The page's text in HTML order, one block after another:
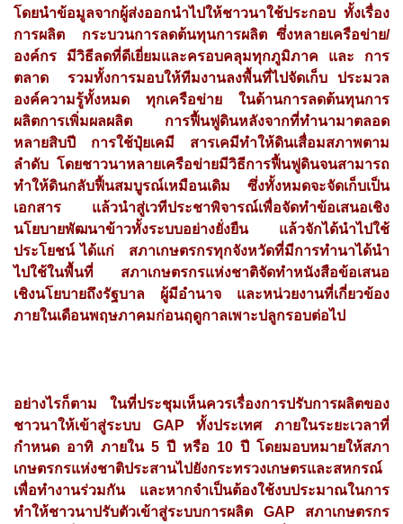
โดยนำข้อมูลจากผู้ส่งออกนำไปให้ชาวนาใช้ประกอบ ทั้งเรื่อง
การผลิต​ กระบวนการลดต้นทุนการผลิต ซึ่งหลายเครือข่าย/
องค์กร มีวิธีลดที่ดีเยี่ยมและครอบคลุมทุกภูมิภาค และ​ ​การ
ตลาด รวมทั้งการมอบให้ทีมงานลงพื้นที่ไปจัดเก็บ ประมวล
องค์ความรู้ทั้งหมด​ ทุกเครือข่าย ในด้านการลดต้นทุนการ
ผลิต​การเพิ่มผลผลิต การฟื้นฟูดินหลังจากที่ทำนามาตลอด
หลายสิบปี การใช้ปุ๋ยเคมี​ สารเคมี​ทำให้ดินเสื่อมสภาพตาม
ลำดับ โดยชาวนาหลายเครือข่ายมีวิธีการฟื้นฟูดินจนสามารถ
ทำให้ดินกลับฟื้นสมบูรณ์เหมือนเดิม​ ซึ่งทั้งหมดจะจัดเก็บเป็น
เอกสาร​ แล้วนำสู่เวทีประชาพิจารณ์เพื่อจัดทำข้อเสนอเชิง
นโยบายพัฒนาข้าวทั้งระบบอย่างยั่งยืน แล้วจักได้นำไปใช้
ประโยชน์ ได้แก่ สภาเกษตรกรทุกจังหวัดที่มีการทำนาได้นำ
ไปใช้ในพื้นที่ สภาเกษตรกรแห่งชาติจัดทำหนังสือข้อเสนอ
เชิงนโยบายถึงรัฐบาล ผู้มีอำนาจ และหน่วยงานที่เกี่ยวข้อง
ภายในเดือนพฤษภาคมก่อนฤดูกาลเพาะปลูกรอบต่อไป
อย่างไรก็ตาม ในที่ประชุมเห็นควรเรื่องการปรับการผลิตของ
ชาวนาให้เข้าสู่ระบบ GAP ทั้งประเทศ ภายในระยะเวลาที่
กำหนด อาทิ ภายใน 5 ปี หรือ 10 ปี โดยมอบหมายให้สภา
เกษตรกรแห่งชาติประสานไปยังกระทรวงเกษตรและสหกรณ์
เพื่อทำงานร่วมกัน และหากจำเป็นต้องใช้งบประมาณในการ
ทำให้ชาวนาปรับตัวเข้าสู่ระบบการผลิต GAP สภาเกษตรกร